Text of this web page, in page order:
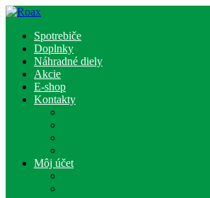
Skip
contentSpotrebiče
Doplnky
Náhradné diely
Akcie
E-shop
Kontakty
Môj účet